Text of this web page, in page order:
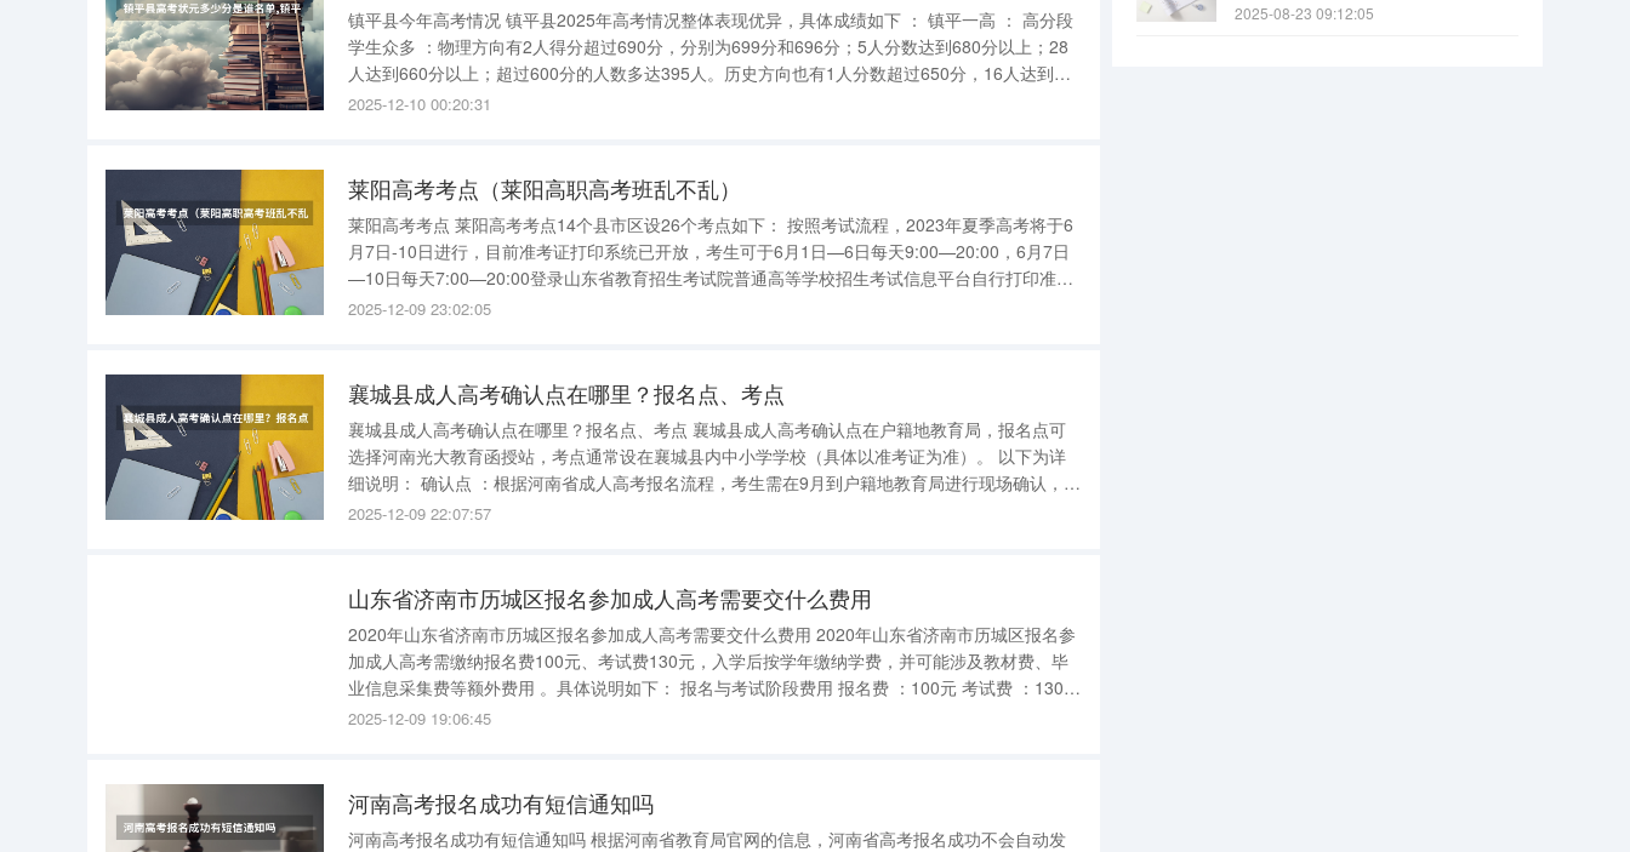
镇平县今年高考情况 镇平县2025年高考情况整体表现优异，具体成绩如下 ： 镇平一高 ： 高分段
学生众多 ：物理方向有2人得分超过690分，分别为699分和696分；5人分数达到680分以上；28
人达到660分以上；超过600分的人数多达395人。历史方向也有1人分数超过650分，16人达到
2025-12-10 00:20:31
莱阳高考考点（莱阳高职高考班乱不乱）
莱阳高考考点 莱阳高考考点14个县市区设26个考点如下： 按照考试流程，2023年夏季高考将于6
月7日-10日进行，目前准考证打印系统已开放，考生可于6月1日—6日每天9:00—20:00，6月7日
—10日每天7:00—20:00登录山东省教育招生考试院普通高等学校招生考试信息平台自行打印准考
证。 需要提醒考生的是，准考证是考生录取后到高校报到的重要凭证，网上打印准考证功能在考
2025-12-09 23:02:05
襄城县成人高考确认点在哪里？报名点、考点
襄城县成人高考确认点在哪里？报名点、考点 襄城县成人高考确认点在户籍地教育局，报名点可
选择河南光大教育函授站，考点通常设在襄城县内中小学学校（具体以准考证为准）。 以下为详
细说明： 确认点 ：根据河南省成人高考报名流程，考生需在9月到户籍地教育局进行现场确认，包
括采集指纹、照相、签字确认等环节。襄城县考生应前往襄城县教育局完成此步骤。 报名点 ： 河
2025-12-09 22:07:57
山东省济南市历城区报名参加成人高考需要交什么费用
2020年山东省济南市历城区报名参加成人高考需要交什么费用 2020年山东省济南市历城区报名参
加成人高考需缴纳报名费100元、考试费130元，入学后按学年缴纳学费，并可能涉及教材费、毕
业信息采集费等额外费用 。具体说明如下： 报名与考试阶段费用 报名费 ：100元 考试费 ：130元
2025-12-09 19:06:45
河南高考报名成功有短信通知吗
河南高考报名成功有短信通知吗 根据河南省教育局官网的信息，河南省高考报名成功不会自动发
2025-08-23 09:12:05